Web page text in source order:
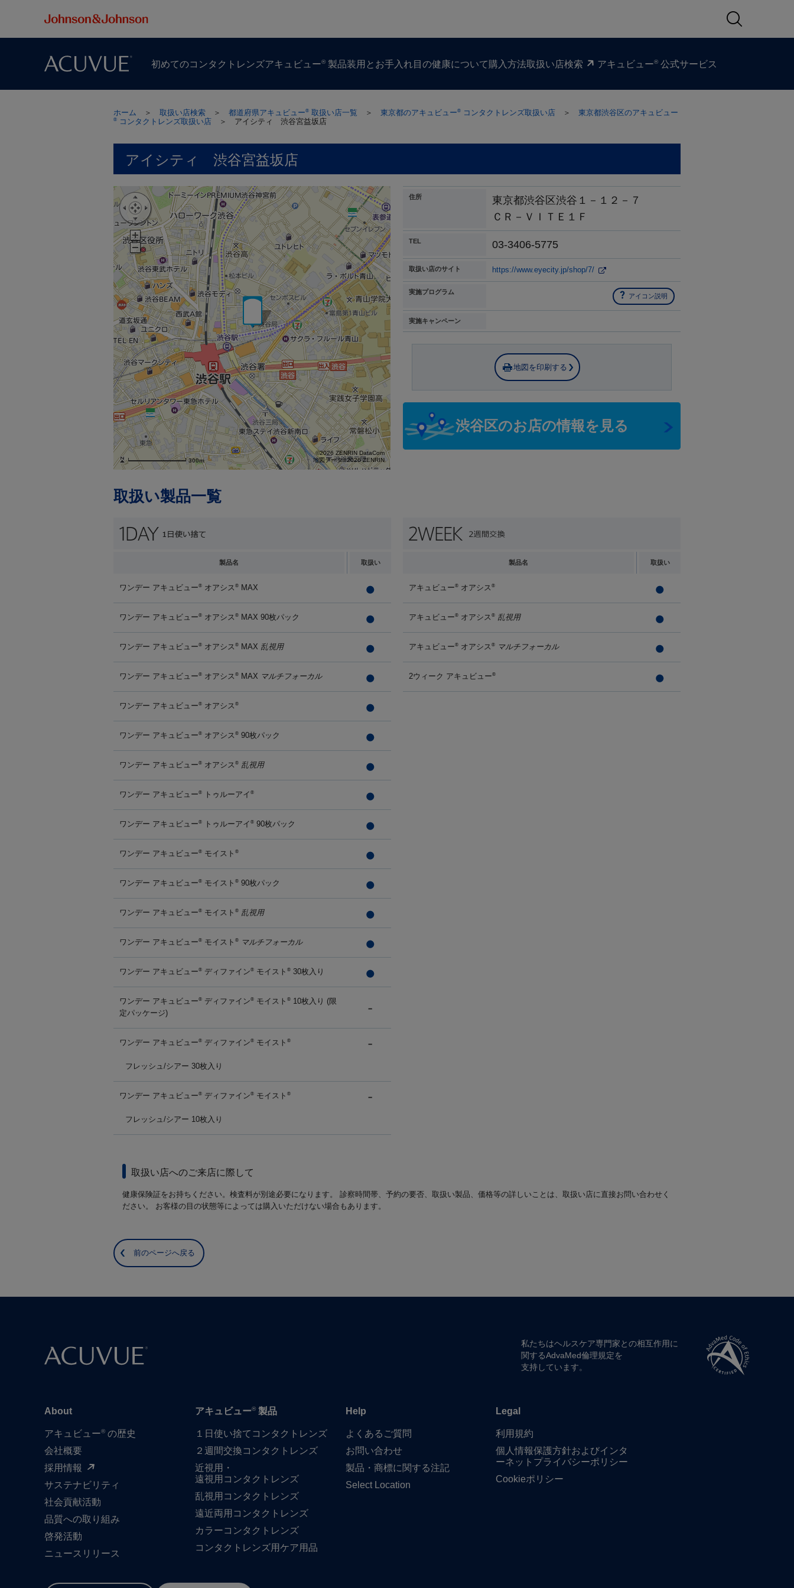
初めての​コンタクトレンズアキュビュー® 製品装用とお手入れ目の​健康に​ついて購入方​法取扱い​店検索 アキュビュー® 公式サービス
ホーム ＞ 取扱い店検索 ＞ 都道府県アキュビュー® 取扱い店一覧 ＞ 東京都のアキュビュー® コンタクトレンズ取扱い店 ＞ 東京都渋谷区のアキュビュー
® コンタクトレンズ取扱い店 ＞ アイシティ 渋谷宮益坂店
アイシティ 渋谷宮益坂店
300m
©2026 ZENRIN DataCom
地図データ©2026 ZENRIN
住所
東京都渋谷区渋谷１－１２－７
ＣＲ－ＶＩＴＥ１Ｆ
TEL 03-3406-5775
取扱い店のサイト https://www.eyecity.jp/shop/7/
実施プログラム
アイコン説明
実施キャンペーン
地図を印刷する
渋谷区のお店の情報を見る
取扱い製品一覧
製品名 取扱い
ワンデー アキュビュー® オアシス ® MAX
ワンデー アキュビュー® オアシス ® MAX 90枚パック
ワンデー アキュビュー® オアシス ® MAX 乱視用
ワンデー アキュビュー® オアシス ® MAX マルチフォーカル
ワンデー アキュビュー® オアシス ®
ワンデー アキュビュー® オアシス ® 90枚パック
ワンデー アキュビュー® オアシス ® 乱視用
ワンデー アキュビュー® トゥルーアイ ®
ワンデー アキュビュー® トゥルーアイ ® 90枚パック
ワンデー アキュビュー® モイスト ®
ワンデー アキュビュー® モイスト ® 90枚パック
ワンデー アキュビュー® モイスト ® 乱視用
ワンデー アキュビュー® モイスト ® マルチフォーカル
ワンデー アキュビュー® ディファイン® モイスト ® 30枚入り
ワンデー アキュビュー® ディファイン® モイスト ® 10枚入り (限
定パッケージ)
ワンデー アキュビュー® ディファイン® モイスト ®
フレッシュ/シアー 30枚入り
ワンデー アキュビュー® ディファイン® モイスト ®
フレッシュ/シアー 10枚入り
製品名 取扱い
アキュビュー® オアシス ®
アキュビュー® オアシス ® 乱視用
アキュビュー® オアシス ® マルチフォーカル
2ウィーク アキュビュー®
取扱い店へのご来店に際して
健康保険証をお持ちください。検査料が別途必要になります。 診察時間帯、予約の要否、取扱い製品、価格等の詳しいことは、取扱い店に直接お問い合わせく
ださい。 お客様の目の状態等によっては購入いただけない場合もあります。
前のページへ戻る
私たちは​ヘルスケア専門家との​相互作用に​
関する​AdvaMed倫理規定を​
支持しています。
About
アキュビュー® の歴史
会社概要
採用情報
サステナビリティ
社会貢献活動
品質への​取り組み
啓発活動
ニュースリリース
アキュビュー®製品
１日​使い捨て​​コンタクトレンズ
２週間交換コンタクトレンズ
近視用・
遠視用コンタクトレンズ
乱視用コンタクトレンズ
遠近両用コンタクトレンズ
カラーコンタクトレンズ
コンタクトレンズ用ケア用品
Help
よく​ある​ご質問
お問い​合わせ
製品・商標に​関する​注記
Select Location
Legal
利用規約
個人情報保護方針およびインタ
ーネットプライバシーポリシー
Cookieポリシー